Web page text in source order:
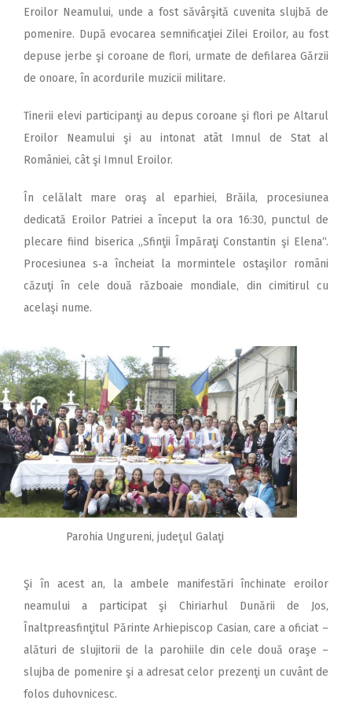
Eroilor Neamului, unde a fost săvârşită cuvenita slujbă de
pomenire. După evocarea semnificaţiei Zilei Eroilor, au fost
depuse jerbe şi coroane de flori, urmate de defilarea Gărzii
de onoare, în acordurile muzicii militare.
Tinerii elevi participanţi au depus coroane şi flori pe Altarul
Eroilor Neamului şi au intonat atât Imnul de Stat al
României, cât şi Imnul Eroilor.
În celălalt mare oraş al eparhiei, Brăila, procesiunea
dedicată Eroilor Patriei a început la ora 16:30, punctul de
plecare fiind biserica „Sfinţii Împăraţi Constantin şi Elena“.
Procesiunea s‑a încheiat la mormintele ostaşilor români
căzuţi în cele două războaie mondiale, din cimitirul cu
acelaşi nume.
Parohia Ungureni, judeţul Galaţi
Şi în acest an, la ambele manifestări închinate eroilor
neamului a participat şi Chiriarhul Dunării de Jos,
Înaltpreasfinţitul Părinte Arhiepiscop Casian, care a oficiat –
alături de slujitorii de la parohiile din cele două oraşe –
slujba de pomenire şi a adresat celor prezenţi un cuvânt de
folos duhovnicesc.